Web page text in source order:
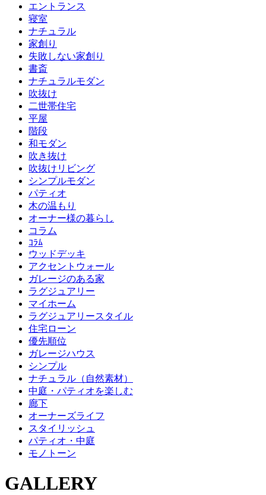
エントランス
寝室
ナチュラル
家創り
失敗しない家創り
書斎
ナチュラルモダン
吹抜け
二世帯住宅
平屋
階段
和モダン
吹き抜け
吹抜けリビング
シンプルモダン
パティオ
木の温もり
オーナー様の暮らし
コラム
ｺﾗﾑ
ウッドデッキ
アクセントウォール
ガレージのある家
ラグジュアリー
マイホーム
ラグジュアリースタイル
住宅ローン
優先順位
ガレージハウス
シンプル
ナチュラル（自然素材）
中庭・パティオを楽しむ
廊下
オーナーズライフ
スタイリッシュ
パティオ・中庭
モノトーン
GALLERY